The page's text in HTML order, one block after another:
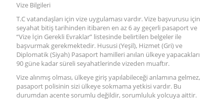
Vize Bilgileri
T.C vatandaşları için vize uygulaması vardır. Vize başvurusu için
seyahat bitiş tarihinden itibaren en az 6 ay geçerli pasaport ve
“Vize İçin Gerekli Evraklar” listesinde belirtilen belgeler ile
başvurmak gerekmektedir. Hususi (Yeşil), Hizmet (Gri) ve
Diplomatik (Siyah) Pasaport hamilleri anılan ülkeye yapacakları
90 güne kadar süreli seyahatlerinde vizeden muaftır.
Vize alınmış olması, ülkeye giriş yapılabileceği anlamına gelmez,
pasaport polisinin sizi ülkeye sokmama yetkisi vardır. Bu
durumdan acente sorumlu değildir, sorumluluk yolcuya aittir.